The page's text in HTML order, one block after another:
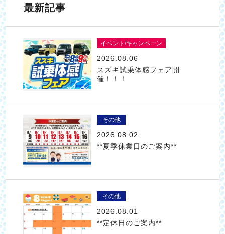
最新記事
イベント/キャンペーン
2026.08.06
スズキ試乗体感フェア開
催！！！
その他
2026.08.02
**夏季休業日のご案内**
その他
2026.08.01
**定休日のご案内**